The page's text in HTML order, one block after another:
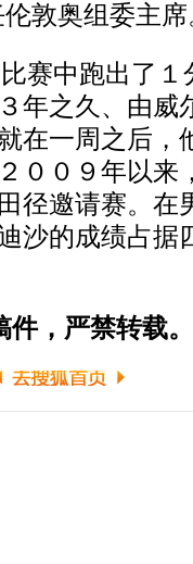
敦奥组委主
赛中跑出了１
年之久、由威
在一周之后，
００９年以来
径邀请赛。在
沙的成绩占据
件，严禁转载。